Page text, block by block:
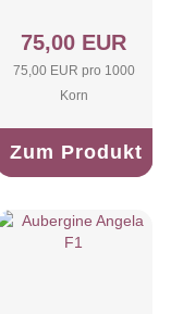
75,00 EUR
75,00 EUR pro 1000
Korn
Zum Produkt